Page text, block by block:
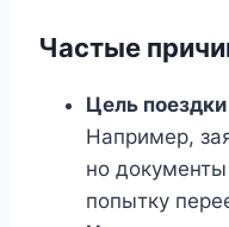
Частые
Цель
Например,
но
попытку